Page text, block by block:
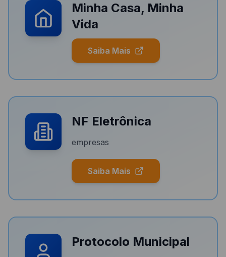
Minha Casa, Minha
Vida
Saiba Mais
NF Eletrônica
empresas
Saiba Mais
Protocolo Municipal